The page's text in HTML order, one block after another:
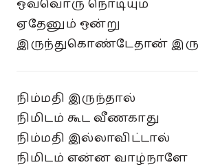
ஒவ்வொரு நொடியும்
ஏதேனும் ஒன்று
இருந்துகொண்டேதான்
நிம்மதி இருந்தால்
நிமிடம் கூட வீணகாது
நிம்மதி இல்லாவிட்டால்
நிமிடம் என்ன வாழ்நாளே